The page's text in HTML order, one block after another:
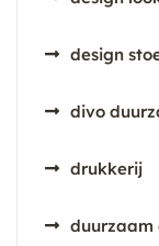
design
divo
drukkerij
duurzaam